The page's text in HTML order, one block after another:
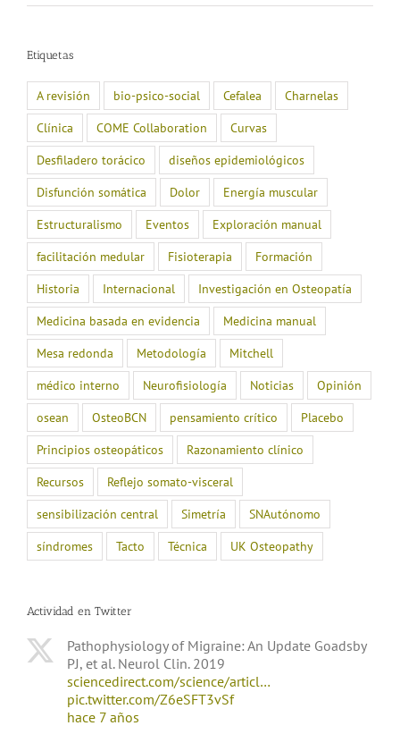
Etiquetas
A revisión bio-psico-social Cefalea
Charnelas
Clínica
COME Collaboration
Curvas
Desfiladero torácico
diseños epidemiológicos
Disfunción somática
Dolor
Energía muscular
Estructuralismo
Eventos
Exploración manual
facilitación medular
Fisioterapia
Formación
Historia
Internacional
Investigación en Osteopatía
Medicina basada en evidencia
Medicina manual
Mesa redonda
Metodología
Mitchell
médico interno
Neurofisiología Noticias
Opinión
osean
OsteoBCN pensamiento crítico
Placebo
Principios osteopáticos
Razonamiento clínico
Recursos
Reflejo somato-visceral
sensibilización central
Simetría
SNAutónomo
síndromes
Tacto Técnica UK Osteopathy
Actividad en Twitter
Pathophysiology of Migraine: An Update Goadsby
PJ, et al. Neurol Clin. 2019
sciencedirect.com/science/articl…
pic.twitter.com/Z6eSFT3vSf
hace 7 años